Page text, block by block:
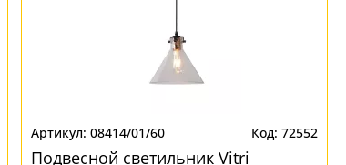
08414/01/60 72552
Подвесной светильник Vitri